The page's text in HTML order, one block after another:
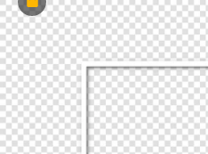
Premium